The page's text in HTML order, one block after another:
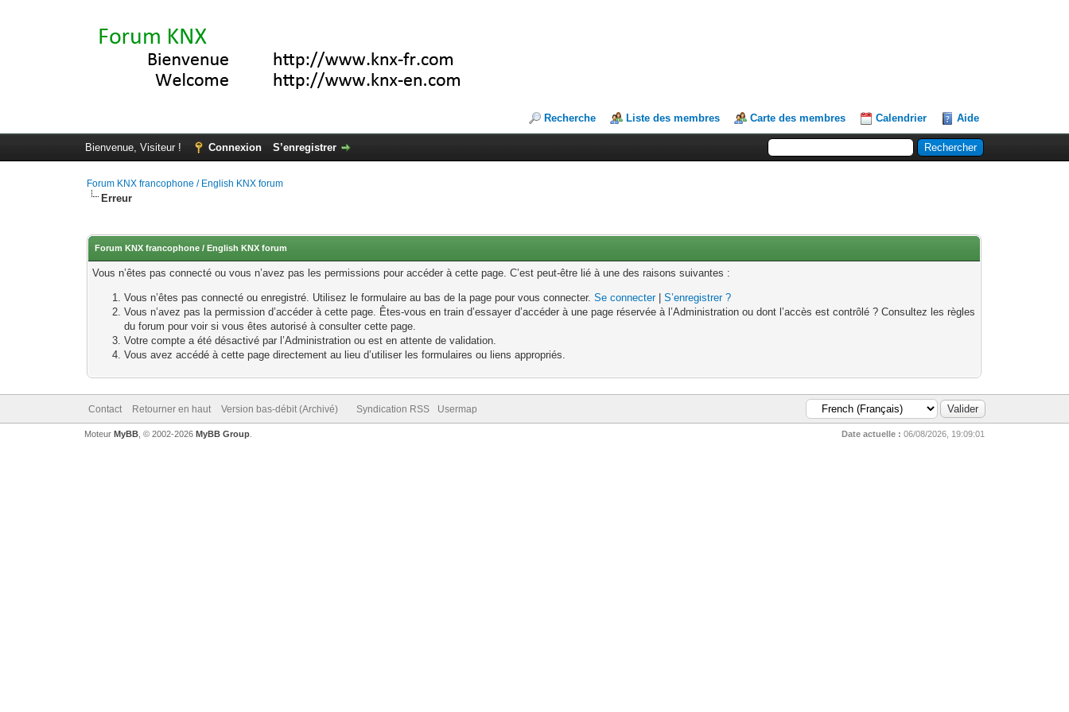
Recherche Liste des membres Carte des membres Calendrier Aide
Bienvenue, Visiteur ! Connexion S’enregistrer
Forum KNX francophone / English KNX forum
Erreur
Forum KNX francophone / English KNX forum
Vous n’êtes pas connecté ou vous n’avez pas les permissions pour accéder à cette page. C’est peut-être lié à une des raisons suivantes :
Vous n’êtes pas connecté ou enregistré. Utilisez le formulaire au bas de la page pour vous connecter.Se connecter|S’enregistrer ?
Vous n’avez pas la permission d’accéder à cette page. Êtes-vous en train d’essayer d’accéder à une page réservée à l’Administration ou dont l’accès est contrôlé ? Consultez les règles
du forum pour voir si vous êtes autorisé à consulter cette page.
Votre compte a été désactivé par l’Administration ou est en attente de validation.
Vous avez accédé à cette page directement au lieu d’utiliser les formulaires ou liens appropriés.
Contact Retourner en haut Version bas-débit (Archivé) Syndication RSS Usermap
Date actuelle : 06/08/2026, 19:09:01
Moteur MyBB, © 2002-2026 MyBB Group.